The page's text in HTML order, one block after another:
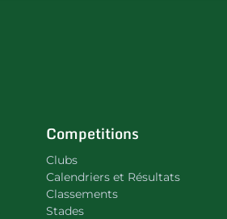
Competitions
Clubs
Calendriers et Résultats
Classements
Stades